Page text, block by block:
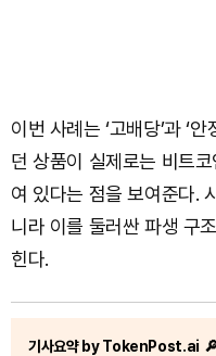
이번 사례는 ‘고배당’과 ‘
던 상품이 실제로는 비트
여 있다는 점을 보여준다.
니라 이를 둘러싼 파생 구
힌다.
기사요약 by TokenPost.ai